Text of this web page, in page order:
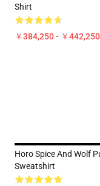
Shirt
￥384,250 - ￥442,250
Horo Spice And Wolf
Sweatshirt